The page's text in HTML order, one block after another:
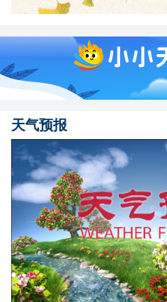
天气预报